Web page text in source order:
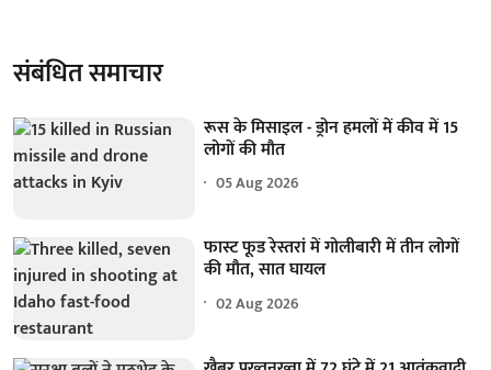
संबंधित समाचार
रूस के मिसाइल - ड्रोन हमलों में कीव में 15
लोगों की मौत
05 Aug 2026
फास्ट फूड रेस्तरां में गोलीबारी में तीन लोगों
की मौत, सात घायल
02 Aug 2026